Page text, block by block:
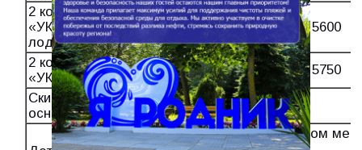
2 ком/2 мес
«УК» (без
лоджии)
2650 3000 3550 4 300 5600
2 ком/2мес
«УК» (лоджия)
2 700 3 050 3650 4 450 5750
Скидка от стоимости
основного места
Примечание
15%
Ребенок на основном